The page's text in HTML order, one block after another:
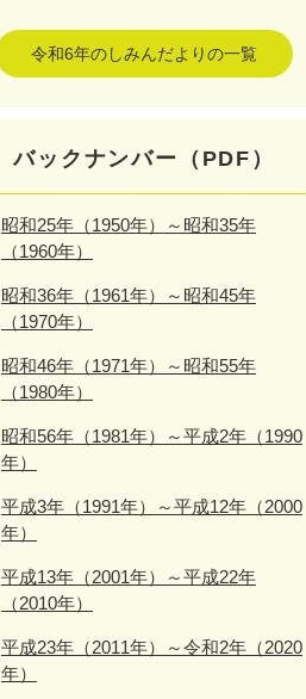
令和6年のしみんだよりの一覧
バックナンバー（PDF）
昭和25年（1950年）～昭和35年
（1960年）
昭和36年（1961年）～昭和45年
（1970年）
昭和46年（1971年）～昭和55年
（1980年）
昭和56年（1981年）～平成2年（1990
年）
平成3年（1991年）～平成12年（2000
年）
平成13年（2001年）～平成22年
（2010年）
平成23年（2011年）～令和2年（2020
年）